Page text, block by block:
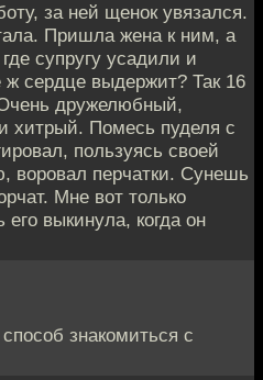
за ней щенок увязался.
Пришла жена к ним, а
супругу усадили и
ж сердце выдержит? Так 16
дружелюбный,
хитрый. Помесь пуделя с
пользуясь своей
воровал перчатки. Сунешь
Мне вот только
его выкинула, когда он
знакомиться с